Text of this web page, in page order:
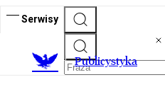
Serwisy
Publicystyka